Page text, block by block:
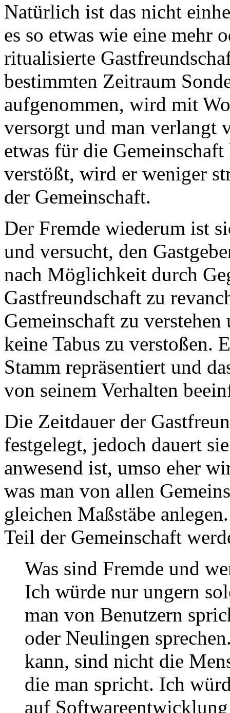
Natürlich ist das nicht
es so etwas wie eine mehr
ritualisierte
bestimmten Zeitraum
aufgenommen, wird mit
versorgt und man verlangt
etwas für die
verstößt, wird er weniger
der Gemeinschaft.
Der Fremde wiederum ist
und versucht, den
nach Möglichkeit durch
Gastfreundschaft zu
Gemeinschaft zu
keine Tabus zu verstoßen.
Stamm repräsentiert und
von seinem Verhalten
Die Zeitdauer der
festgelegt, jedoch dauert
anwesend ist, umso eher
was man von allen
gleichen Maßstäbe
Teil der Gemeinschaft
Was sind Fremde und
Ich würde nur ungern
man von Benutzern
oder Neulingen
kann, sind nicht die
die man spricht. Ich
auf